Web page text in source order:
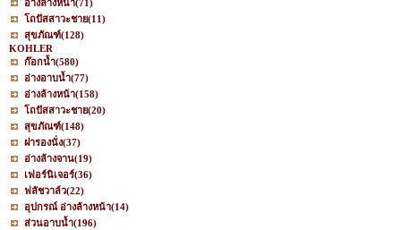
อ่างล้างหน้า(71)
โถปัสสาวะชาย(11)
สุขภัณฑ์(128)
KOHLER
ก๊อกน้ำ(580)
อ่างอาบน้ำ(77)
อ่างล้างหน้า(158)
โถปัสสาวะชาย(20)
สุขภัณฑ์(148)
ฝารองนั่ง(37)
อ่างล้างจาน(19)
เฟอร์นิเจอร์(36)
ฟลัชวาล์ว(22)
อุปกรณ์ อ่างล้างหน้า(14)
ส่วนอาบน้ำ(196)